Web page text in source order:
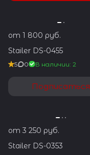
от 1 800 руб.
Stailer DS-0455
5 0 В наличии: 2
Подписаться
от 3 250 руб.
Stailer DS-0353